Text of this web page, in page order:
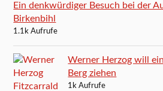
Ein denkwürdiger Besuch bei der
Birkenbihl
1.1k Aufrufe
Werner Herzog will
Berg ziehen
1k Aufrufe